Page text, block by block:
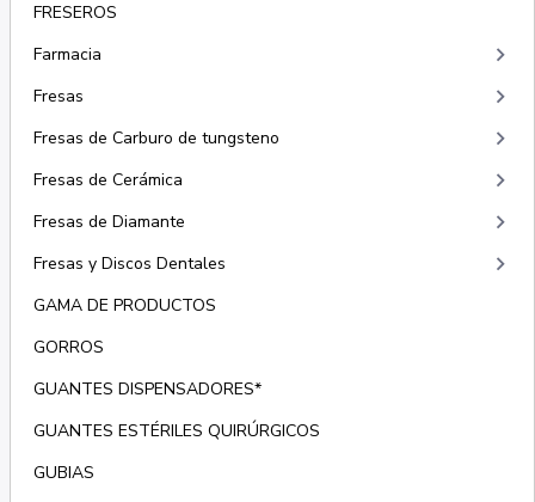
FRESEROS
Farmacia
keyboard_arrow_right
Fresas keyboard_arrow_right
Fresas de Carburo de tungsteno keyboard_arrow_right
Fresas de Cerámica keyboard_arrow_right
Fresas de Diamante keyboard_arrow_right
Fresas y Discos Dentales keyboard_arrow_right
GAMA DE PRODUCTOS
GORROS
GUANTES DISPENSADORES*
GUANTES ESTÉRILES QUIRÚRGICOS
GUBIAS